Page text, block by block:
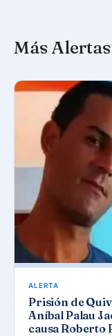
Más Alertas
ALERTA
Prisión de
Aníbal Palau
causa Roberto